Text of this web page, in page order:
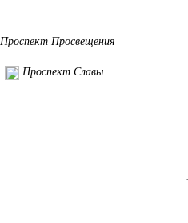
Проспект Просвещения
Проспект Славы